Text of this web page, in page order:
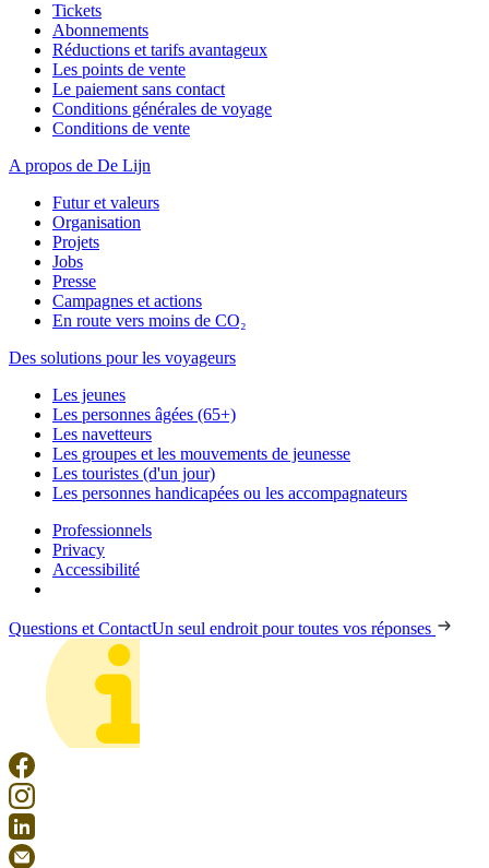
Tickets
Abonnements
Réductions et tarifs avantageux
Les points de vente
Le paiement sans contact
Conditions générales de voyage
Conditions de vente
A propos de De Lijn
Futur et valeurs
Organisation
Projets
Jobs
Presse
Campagnes et actions
En route vers moins de CO₂
Des solutions pour les voyageurs
Les jeunes
Les personnes âgées (65+)
Les navetteurs
Les groupes et les mouvements de jeunesse
Les touristes (d'un jour)
Les personnes handicapées ou les accompagnateurs
Professionnels
Privacy
Accessibilité
Questions et ContactUn seul endroit pour toutes vos réponses